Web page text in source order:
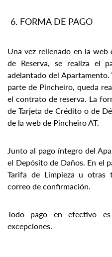
FORMA DE PAGO
Una vez rellenado en la
de Reserva, se realiza el
adelantado del
parte de Pincheiro, queda
el contrato de reserva. La
de Tarjeta de Crédito o de
de la web de Pincheiro AT.
Junto al pago íntegro del
el Depósito de Daños. En el
Tarifa de Limpieza u otras
correo de confirmación.
Todo pago en efectivo
excepciones.